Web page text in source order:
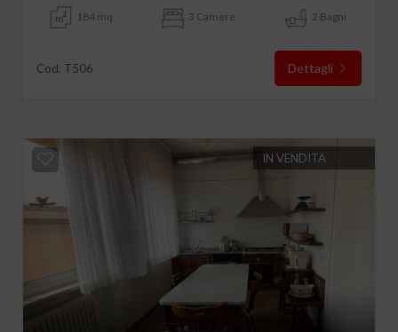
184 mq 3 Camere 2 Bagni
Cod. T506 Dettagli
IN VENDITA